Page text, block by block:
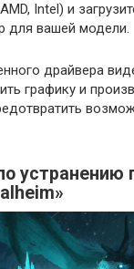
Intel) и
для вашей модели.
драйвера
графику и